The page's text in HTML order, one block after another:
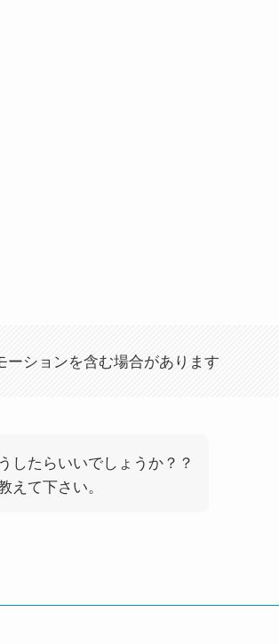
ーションを含む場合があります
したらいいでしょうか？？
て下さい。